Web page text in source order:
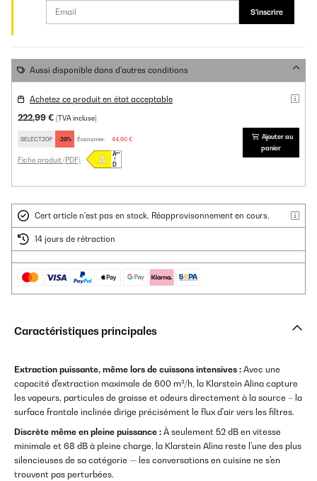
S'inscrire
Aussi disponible dans d'autres conditions
Achetez ce produit en état acceptable
222,99 € (TVA incluse)
SELECT20P -20% Économie : 44,60 €
Fiche produit (PDF)
Ajouter au
panier
Cert article n'est pas en stock. Réapprovisonnement en cours.
14 jours de rétraction
Caractéristiques principales
Extraction puissante, même lors de cuissons intensives : Avec une
capacité d'extraction maximale de 600 m³/h, la Klarstein Alina capture
les vapeurs, particules de graisse et odeurs directement à la source – la
surface frontale inclinée dirige précisément le flux d'air vers les filtres.
Discrète même en pleine puissance : À seulement 52 dB en vitesse
minimale et 68 dB à pleine charge, la Klarstein Alina reste l'une des plus
silencieuses de sa catégorie — les conversations en cuisine ne s'en
trouvent pas perturbées.